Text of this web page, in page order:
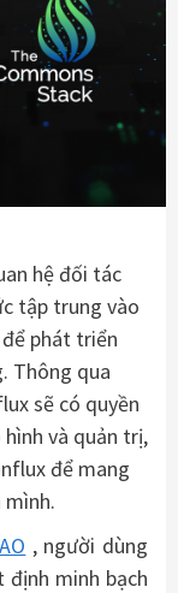
hệ đối tác
tập trung vào
phát triển
Thông qua
sẽ có quyền
và quản trị,
để mang
, người dùng
định minh bạch